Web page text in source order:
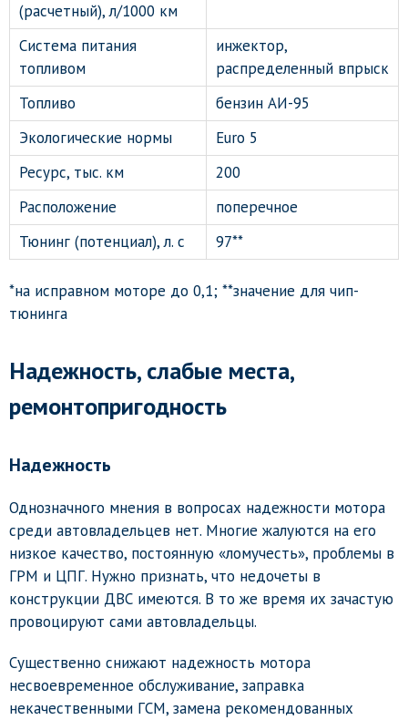
(расчетный), л/1000 км
Система питания
топливом
инжектор,
распределенный впрыск
Топливо
бензин АИ-95
Экологические нормы
Euro 5
Ресурс, тыс. км
200
Расположение
поперечное
Тюнинг (потенциал), л. с
97**
*на исправном моторе до 0,1; **значение для чип-
тюнинга
Надежность, слабые места,
ремонтопригодность
Надежность
Однозначного мнения в вопросах надежности мотора
среди автовладельцев нет. Многие жалуются на его
низкое качество, постоянную «ломучесть», проблемы в
ГРМ и ЦПГ. Нужно признать, что недочеты в
конструкции ДВС имеются. В то же время их зачастую
провоцируют сами автовладельцы.
Существенно снижают надежность мотора
несвоевременное обслуживание, заправка
некачественными ГСМ, замена рекомендованных